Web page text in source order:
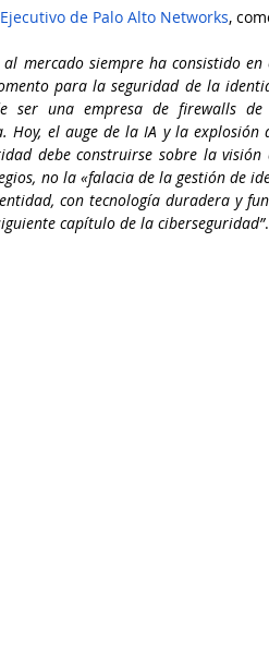
de Palo Alto Networks,
mercado siempre ha consistido
para la seguridad de la
ser una empresa de firewalls
Hoy, el auge de la IA y la explosión
debe construirse sobre la
no la «falacia de la gestión de
con tecnología duradera y
capítulo de la ciberseguridad”.